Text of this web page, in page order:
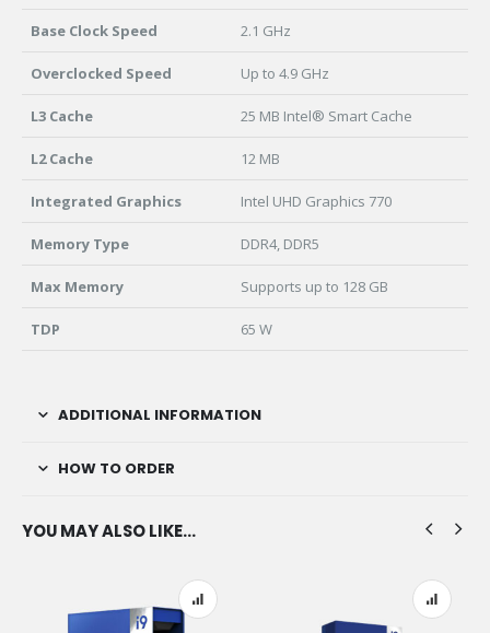
Base Clock Speed 2.1 GHz
Overclocked Speed Up to 4.9 GHz
L3 Cache 25 MB Intel® Smart Cache
L2 Cache 12 MB
Integrated Graphics Intel UHD Graphics 770
Memory Type DDR4, DDR5
Max Memory Supports up to 128 GB
TDP 65 W
ADDITIONAL INFORMATION
HOW TO ORDER
YOU MAY ALSO LIKE…